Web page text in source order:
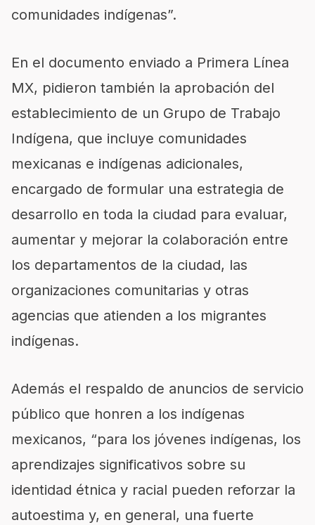
comunidades indígenas”.
En el documento enviado a Primera Línea
MX, pidieron también la aprobación del
establecimiento de un Grupo de Trabajo
Indígena, que incluye comunidades
mexicanas e indígenas adicionales,
encargado de formular una estrategia de
desarrollo en toda la ciudad para evaluar,
aumentar y mejorar la colaboración entre
los departamentos de la ciudad, las
organizaciones comunitarias y otras
agencias que atienden a los migrantes
indígenas.
Además el respaldo de anuncios de servicio
público que honren a los indígenas
mexicanos, “para los jóvenes indígenas, los
aprendizajes significativos sobre su
identidad étnica y racial pueden reforzar la
autoestima y, en general, una fuerte